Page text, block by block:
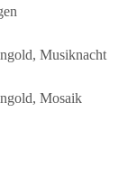
Musiknacht
Mosaik